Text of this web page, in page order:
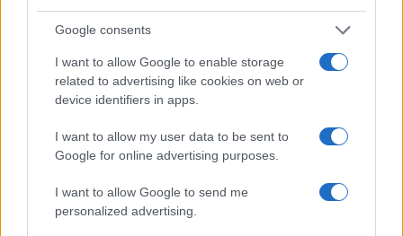
Google consents
I want to allow Google to enable storage
related to advertising like cookies on web or
device identifiers in apps.
I want to allow my user data to be sent to
Google for online advertising purposes.
I want to allow Google to send me
personalized advertising.
2000 /2000
Υποβολή σχολίου
Όροι Χρήσης. Το site προστατεύεται από reCAPTCHA, ισχύουν
Πολιτική Απορρήτου&Όροι Χρήσηςτης Google.
Κόσμος
ΑΝΩΤΑΤΟ ΔΙΚΑΣΤΗΡΙΟ